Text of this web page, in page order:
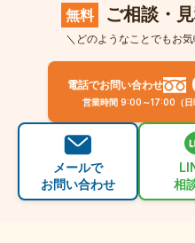
無料 ご相談・
＼どのようなことでもお
電話でお問い合わせ
営業時間 9:00～17:00（日
メールで
お問い合わせ
相